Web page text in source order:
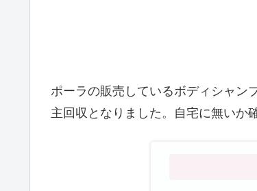
ポーラの販売しているボディシャン
主回収となりました。自宅に無いか